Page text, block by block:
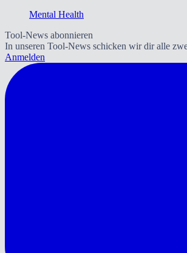
Mental Health
Tool-News abonnieren
In unseren Tool-News schicken wir dir alle
Anmelden